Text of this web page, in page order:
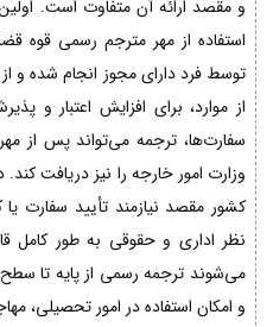
و مقصد ارائه آن متفاوت است.
استفاده از مهر مترجم رسمی قوه
توسط فرد دارای مجوز انجام شده و
از موارد، برای افزایش اعتبار و
سفارت‌ها، ترجمه می‌تواند پس از
وزارت امور خارجه را نیز دریافت
کشور مقصد نیازمند تأیید سفارت
نظر اداری و حقوقی به طور کامل
می‌شوند ترجمه رسمی از پایه تا سطح
و امکان استفاده در امور تحصیلی،